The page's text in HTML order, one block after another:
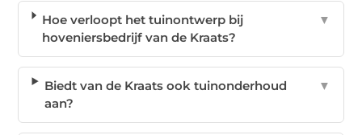
Hoe verloopt het tuinontwerp bij
hoveniersbedrijf van de Kraats?
▼
Biedt van de Kraats ook tuinonderhoud
aan?
▼